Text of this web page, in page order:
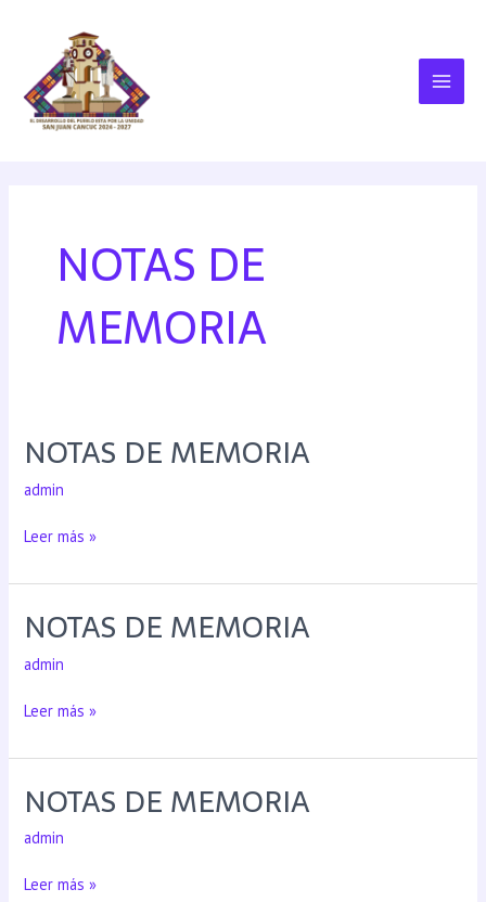
NOTAS DE
MEMORIA
NOTAS DE MEMORIA
admin
Leer más »
NOTAS DE MEMORIA
admin
Leer más »
NOTAS DE MEMORIA
admin
Leer más »